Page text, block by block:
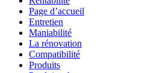
Page d’accueil
Entretien
Maniabilité
La rénovation
Compatibilité
Produits